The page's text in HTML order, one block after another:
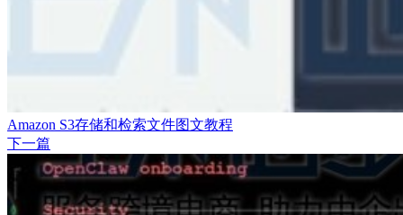
Amazon S3存储和检索文件图文教程
下一篇